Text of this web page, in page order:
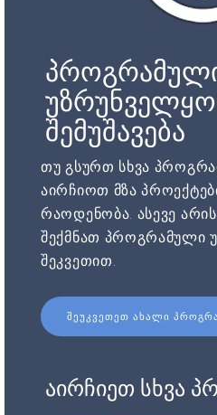
შემუშავება
თუ გსურთ სხვა
აირჩიოთ მზა
რაოდენობა. ასევე
შექმნათ პროგრამული
შეკვეთით.
ᲨᲔᲣᲙᲕᲔᲗᲔᲗ ᲐᲮᲐᲚᲘ
აირჩიეთ სხვა